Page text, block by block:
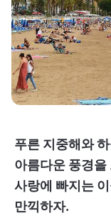
푸른 지중해와
아름다운 풍경을
사랑에 빠지는
만끽하자.